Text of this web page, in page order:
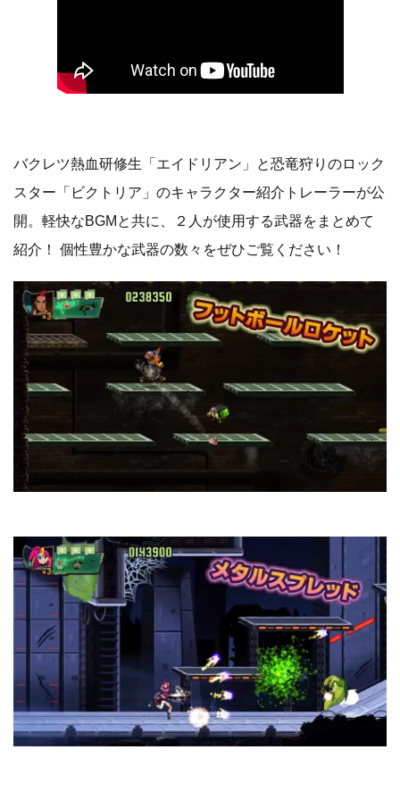
バクレツ熱血研修生「エイドリアン」と恐竜狩りのロック
スター「ビクトリア」のキャラクター紹介トレーラーが公
開。軽快なBGMと共に、２人が使用する武器をまとめて
紹介！ 個性豊かな武器の数々をぜひご覧ください！